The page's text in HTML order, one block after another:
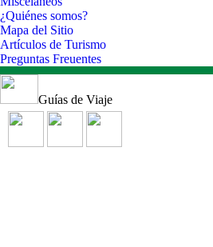
¿Quiénes somos?
Mapa del Sitio
Artículos de Turismo
Preguntas Freuentes
Guías de Viaje